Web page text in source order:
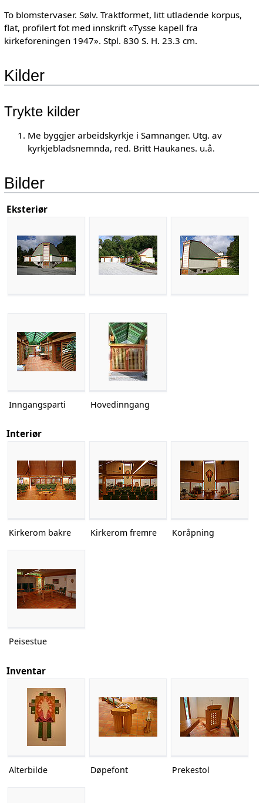
To blomstervaser. Sølv. Traktformet, litt utladende korpus,
flat, profilert fot med innskrift «Tysse kapell fra
kirkeforeningen 1947». Stpl. 830 S. H. 23.3 cm.
Kilder
Trykte kilder
Me byggjer arbeidskyrkje i Samnanger. Utg. av
kyrkjebladsnemnda, red. Britt Haukanes. u.å.
Bilder
Eksteriør
Inngangsparti Hovedinngang
Interiør
Kirkerom bakre Kirkerom fremre Koråpning
Peisestue
Inventar
Alterbilde Døpefont Prekestol